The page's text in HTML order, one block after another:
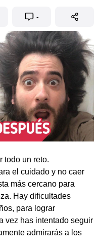
-
todo un reto.
el cuidado y no caer
más cercano para
Hay dificultades
para lograr
vez has intentado seguir
admirarás a los